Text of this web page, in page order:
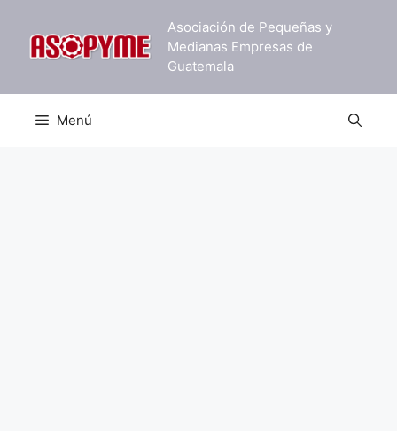
contenido
Asociación de Pequeñas y
Medianas Empresas de
Guatemala
Menú